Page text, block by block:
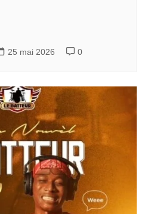
25 mai 2026 0